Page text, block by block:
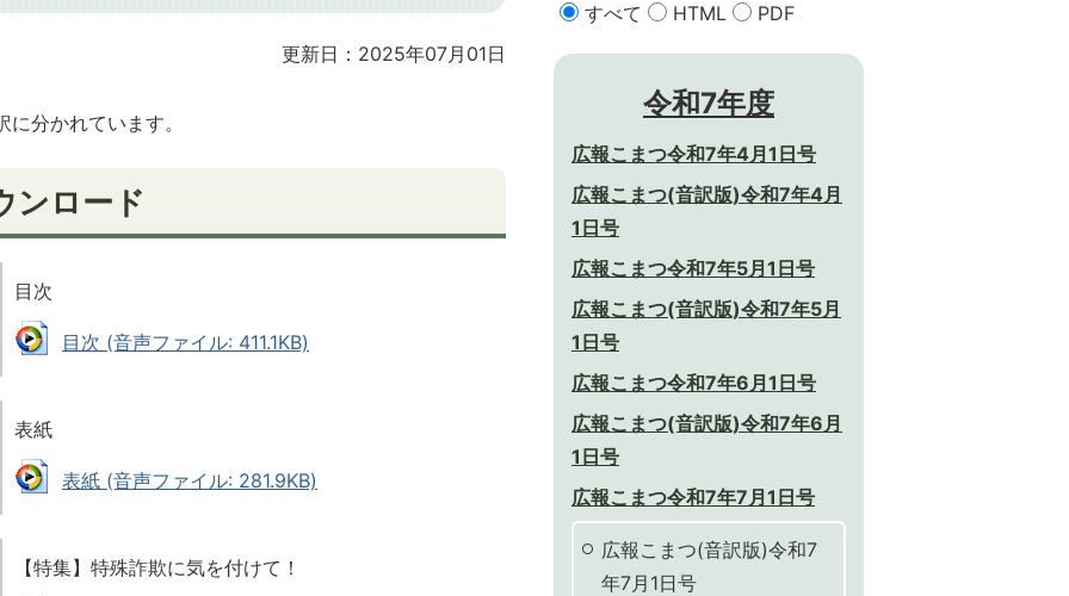
更新日：2025年07月01日
に分かれています。
ンロード
目次
目次 (音声ファイル: 411.1KB)
表紙
表紙 (音声ファイル: 281.9KB)
【特集】特殊詐欺に気を付けて！
すべて
HTML PDF
令和7年度
広報こまつ令和7年4月1日号
広報こまつ(音訳版)令和7年4月
1日号
広報こまつ令和7年5月1日号
広報こまつ(音訳版)令和7年5月
1日号
広報こまつ令和7年6月1日号
広報こまつ(音訳版)令和7年6月
1日号
広報こまつ令和7年7月1日号
広報こまつ(音訳版)令和7
年7月1日号